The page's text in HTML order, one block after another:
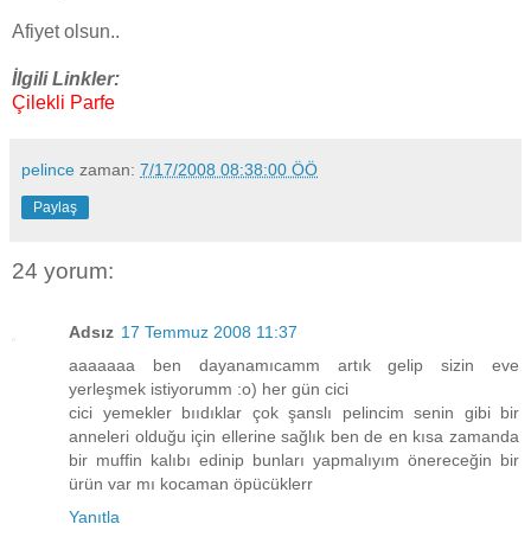
Afiyet olsun..
İlgili Linkler:
Çilekli Parfe
pelince zaman: 7/17/2008 08:38:00 ÖÖ
Paylaş
24 yorum:
Adsız 17 Temmuz 2008 11:37
aaaaaaa ben dayanamıcamm artık gelip sizin eve
yerleşmek istiyorumm :o) her gün cici
cici yemekler bııdıklar çok şanslı pelincim senin gibi bir
anneleri olduğu için ellerine sağlık ben de en kısa zamanda
bir muffin kalıbı edinip bunları yapmalıyım önereceğin bir
ürün var mı kocaman öpücüklerr
Yanıtla